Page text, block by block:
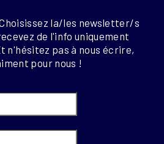
la/les newsletter/s
de l'info uniquement
n'hésitez pas à nous écrire,
pour nous !